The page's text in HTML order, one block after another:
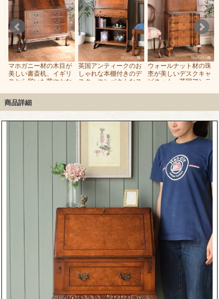
マホガニー材の木目が
美しい書斎机、イギリ
スから届いた華やかな
ー
英国アンティークのお
しゃれな本棚付きのデ
スク、コンパクトなス
ー
ウォールナット材の珠
杢が美しいデスクキャ
ビネット、英国アンテ
ビューロー
商品詳細